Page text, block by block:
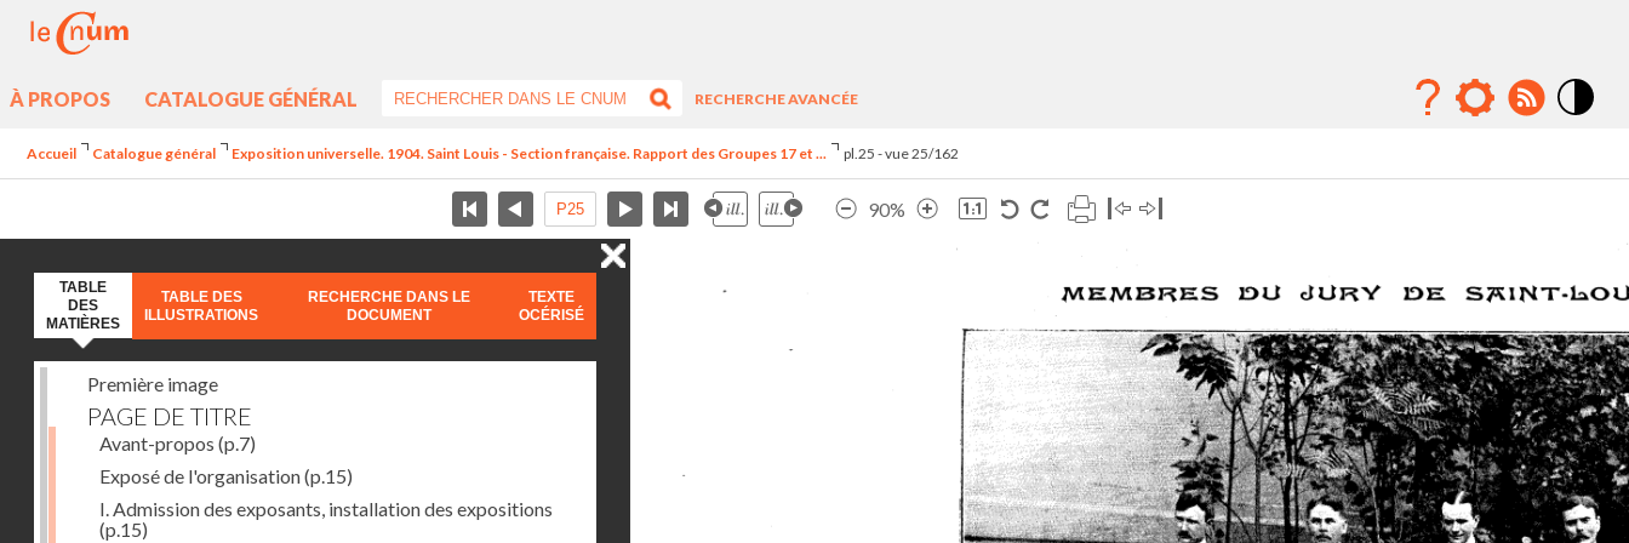
À PROPOS CATALOGUE GÉNÉRAL
RECHERCHE AVANCÉE
Accueil Catalogue général Exposition universelle. 1904. Saint Louis - Section française. Rapport des Groupes 17 et ... pl.25 - vue 25/162
90%
TABLE
DES
MATIÈRES
TABLE DES
ILLUSTRATIONS
RECHERCHE DANS LE
DOCUMENT
TEXTE
OCÉRISÉ
Première image
PAGE DE TITRE
Avant-propos (p.7)
Exposé de l'organisation(p.15)
I. Admission des exposants, installation des expositions
(p.15)